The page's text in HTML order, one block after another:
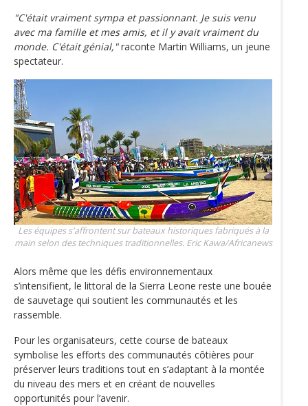
"C'était vraiment sympa et passionnant. Je suis venu
avec ma famille et mes amis, et il y avait vraiment du
monde. C'était génial,"raconte Martin Williams, un jeune
spectateur.
Les équipes s'affrontent sur bateaux historiques fabriqués à la
main selon des techniques traditionnelles. Eric Kawa/Africanews
Alors même que les défis environnementaux
s’intensifient, le littoral de la Sierra Leone reste une bouée
de sauvetage qui soutient les communautés et les
rassemble.
Pour les organisateurs, cette course de bateaux
symbolise les efforts des communautés côtières pour
préserver leurs traditions tout en s’adaptant à la montée
du niveau des mers et en créant de nouvelles
opportunités pour l’avenir.